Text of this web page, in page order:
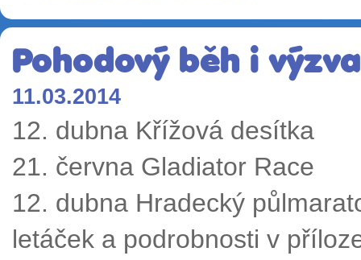
Pohodový běh i
11.03.2014
12. dubna Křížová desítka
21. června Gladiator Race
12. dubna Hradecký
letáček a podrobnosti v